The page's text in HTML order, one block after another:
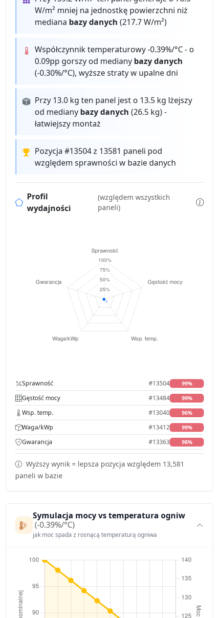
W/m² mniej na jednostkę powierzchni niż
mediana bazy danych (217.7 W/m²)
Współczynnik temperaturowy -0.39%/°C - o
0.09pp gorszy od mediany bazy danych
(-0.30%/°C), wyższe straty w upalne dni
Przy 13.0 kg ten panel jest o 13.5 kg lżejszy
od mediany bazy danych (26.5 kg) -
łatwiejszy montaż
Pozycja #13504 z 13581 paneli pod
względem sprawności w bazie danych
Profil
wydajności
(względem wszystkich
paneli)
Sprawność #13504 99%
Gęstość mocy #13484 99%
Wsp. temp. #13040 96%
Waga/kWp #13412 99%
Gwarancja #13363 98%
Wyższy wynik = lepsza pozycja względem 13,581
paneli w bazie
Symulacja mocy vs temperatura ogniw
(-0.39%/°C)
jak moc spada z rosnącą temperaturą ogniwa